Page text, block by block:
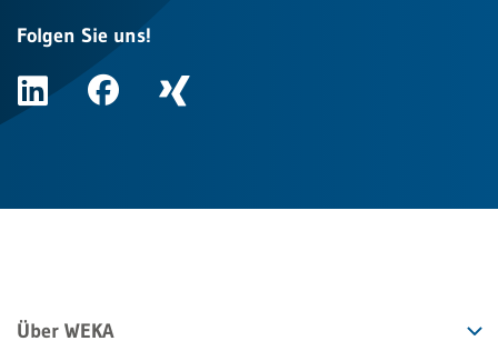
Folgen Sie uns!
Über WEKA